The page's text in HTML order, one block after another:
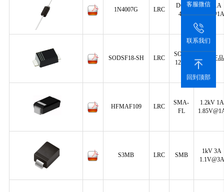
1N4007G LRC
DO-
41
1kV 1A
1.1V@1A
SODSF18-SH LRC
SOD-
123F
原装正品
HFMAF109 LRC
SMA-
FL
1.2kV 1A
S3MB LRC SMB
1kV 3A
1.1V@3A
客服微信
联系我们
回到顶部